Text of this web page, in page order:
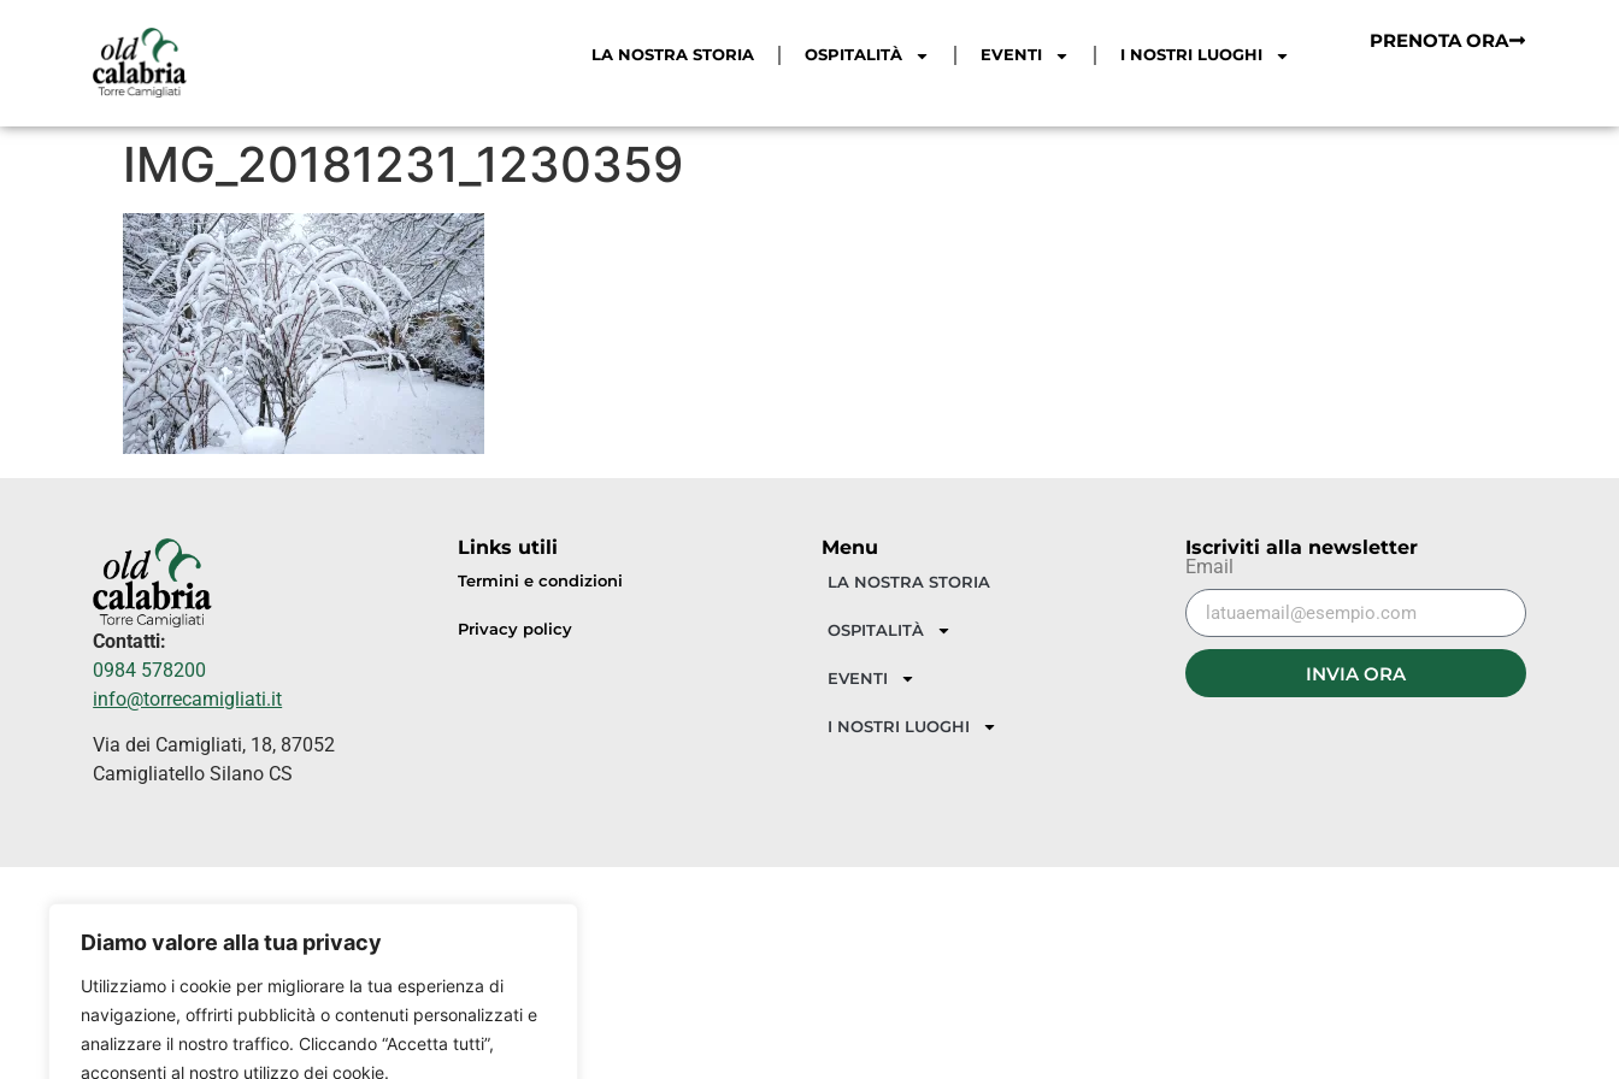
Diamo valore alla tua privacy
Utilizziamo i cookie per migliorare la tua esperienza di
navigazione, offrirti pubblicità o contenuti personalizzati e
analizzare il nostro traffico. Cliccando “Accetta tutti”,
acconsenti al nostro utilizzo dei cookie.
LA NOSTRA STORIA OSPITALITÀ EVENTI I NOSTRI LUOGHI
PRENOTA ORA
IMG_20181231_1230359
Contatti:
0984 578200
info@torrecamigliati.it
Via dei Camigliati, 18, 87052
Camigliatello Silano CS
Links utili
Termini e condizioni
Privacy policy
Menu
LA NOSTRA STORIA
OSPITALITÀ
EVENTI
I NOSTRI LUOGHI
Iscriviti alla newsletter
Email
INVIA ORA